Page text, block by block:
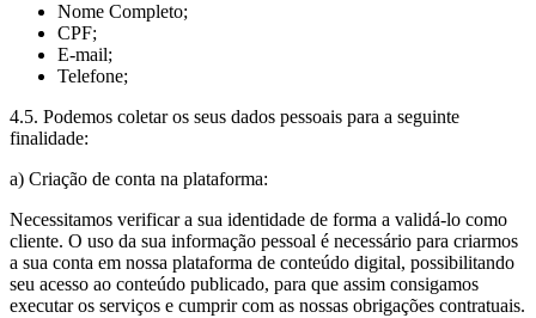
Nome Completo;
CPF;
E-mail;
Telefone;
4.5. Podemos coletar os seus dados pessoais para a seguinte
finalidade:
a) Criação de conta na plataforma:
Necessitamos verificar a sua identidade de forma a validá-lo como
cliente. O uso da sua informação pessoal é necessário para criarmos
a sua conta em nossa plataforma de conteúdo digital, possibilitando
seu acesso ao conteúdo publicado, para que assim consigamos
executar os serviços e cumprir com as nossas obrigações contratuais.